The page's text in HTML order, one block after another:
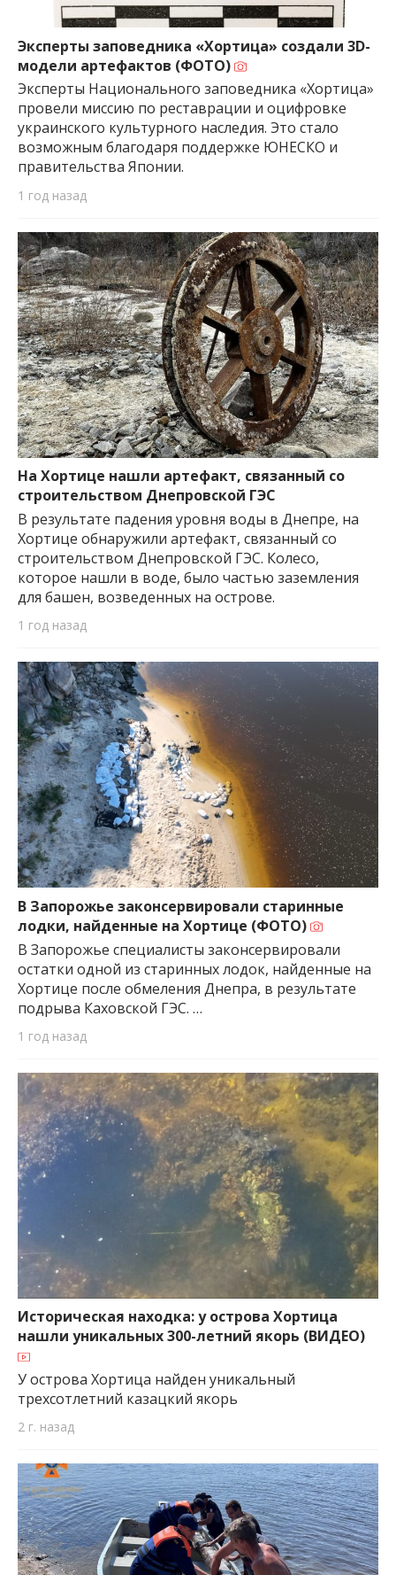
Эксперты заповедника «Хортица» создали 3D-
модели артефактов (ФОТО)
Эксперты Национального заповедника «Хортица»
провели миссию по реставрации и оцифровке
украинского культурного наследия. Это стало
возможным благодаря поддержке ЮНЕСКО и
правительства Японии.
1 год назад
На Хортице нашли артефакт, связанный со
строительством Днепровской ГЭС
В результате падения уровня воды в Днепре, на
Хортице обнаружили артефакт, связанный со
строительством Днепровской ГЭС. Колесо,
которое нашли в воде, было частью заземления
для башен, возведенных на острове.
1 год назад
В Запорожье законсервировали старинные
лодки, найденные на Хортице (ФОТО)
В Запорожье специалисты законсервировали
остатки одной из старинных лодок, найденные на
Хортице после обмеления Днепра, в результате
подрыва Каховской ГЭС. …
1 год назад
Историческая находка: у острова Хортица
нашли уникальных 300-летний якорь (ВИДЕО)
У острова Хортица найден уникальный
трехсотлетний казацкий якорь
2 г. назад